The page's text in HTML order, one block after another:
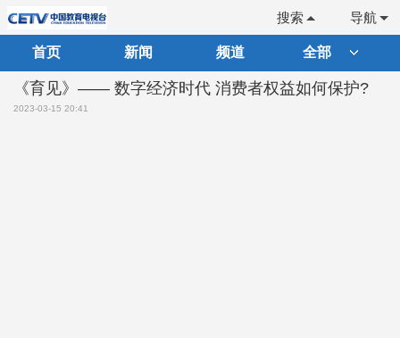
导航
搜索
首页 新闻 频道 全部
《育见》—— 数字经济时代 消费者权益如何保护?
2023-03-15 20:41